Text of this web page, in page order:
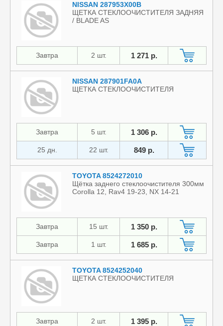
NISSAN 287953X00B
ЩЕТКА СТЕКЛООЧИСТИТЕЛЯ ЗАДНЯЯ
/ BLADE AS
Завтра 2 шт. 1 271 р.
NISSAN 287901FA0A
ЩЕТКА СТЕКЛООЧИСТИТЕЛЯ
Завтра 5 шт. 1 306 р.
25 дн. 22 шт. 849 р.
TOYOTA 8524272010
Щётка заднего стеклоочистителя 300мм
Corolla 12, Rav4 19-23, NX 14-21
Завтра 15 шт. 1 350 р.
Завтра 1 шт. 1 685 р.
TOYOTA 8524252040
ЩЕТКА СТЕКЛООЧИСТИТЕЛЯ
Завтра 2 шт. 1 395 р.